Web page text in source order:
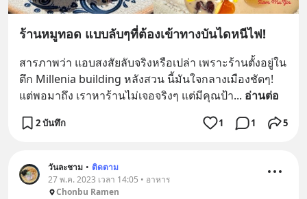
ร้านหมูทอด แบบลับๆที่ต้องเข้าทางบันไดหนีไฟ!
สารภาพว่า แอบสงสัยลับจริงหรือเปล่า เพราะร้านตั้งอยู่ใน
ตึก Millenia building หลังสวน นี้มันใจกลางเมืองชัดๆ!
แต่พอมาถึง เราหาร้านไม่เจอจริงๆ แต่มีคุณป้า... อ่านต่อ
2 บันทึก 1 1 5
วันละชาม • ติดตาม
27 พ.ค. 2023 เวลา 14:05 • อาหาร
Chonbu Ramen